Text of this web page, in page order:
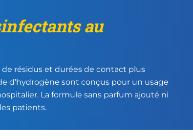
au
résidus et durées de contact plus
d’hydrogène sont conçus pour un usage
La formule sans parfum ajouté ni
patients.